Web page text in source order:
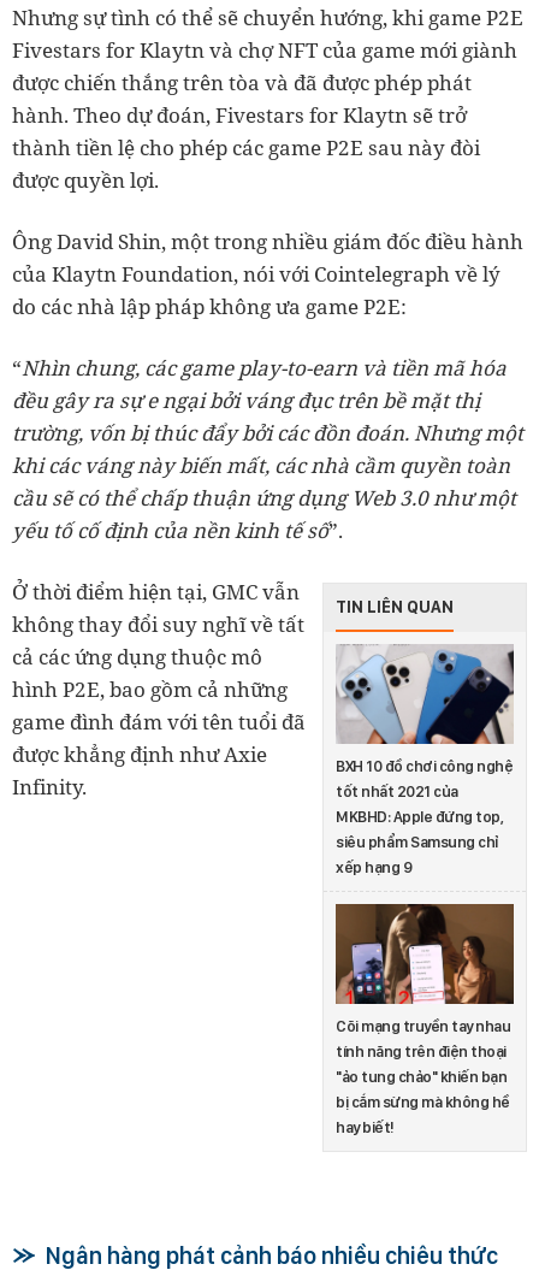
Nhưng sự tình có thể sẽ chuyển hướng, khi game P2E
Fivestars for Klaytn và chợ NFT của game mới giành
được chiến thắng trên tòa và đã được phép phát
hành. Theo dự đoán, Fivestars for Klaytn sẽ trở
thành tiền lệ cho phép các game P2E sau này đòi
được quyền lợi.
Ông David Shin, một trong nhiều giám đốc điều hành
của Klaytn Foundation, nói với Cointelegraph về lý
do các nhà lập pháp không ưa game P2E:
“Nhìn chung, các game play-to-earn và tiền mã hóa
đều gây ra sự e ngại bởi váng đục trên bề mặt thị
trường, vốn bị thúc đẩy bởi các đồn đoán. Nhưng một
khi các váng này biến mất, các nhà cầm quyền toàn
cầu sẽ có thể chấp thuận ứng dụng Web 3.0 như một
yếu tố cố định của nền kinh tế số”.
TIN LIÊN QUAN
BXH 10 đồ chơi công nghệ
tốt nhất 2021 của
MKBHD: Apple đứng top,
siêu phẩm Samsung chỉ
xếp hạng 9
Cõi mạng truyền tay nhau
tính năng trên điện thoại
"ảo tung chảo" khiến bạn
bị cắm sừng mà không hề
hay biết!
Ở thời điểm hiện tại, GMC vẫn
không thay đổi suy nghĩ về tất
cả các ứng dụng thuộc mô
hình P2E, bao gồm cả những
game đình đám với tên tuổi đã
được khẳng định như Axie
Infinity.
Ngân hàng phát cảnh báo nhiều chiêu thức